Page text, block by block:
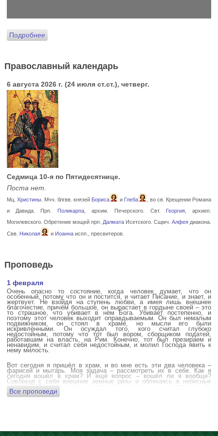
Подробнее
Православный календарь
6 августа 2026 г. (24 июля ст.ст.), четверг.
Седмица 10-я по Пятидесятнице.
Поста нет.
Мц. Христины. Мчч. блгвв. князей Бориса и Глеба
, во св. Крещении Романа
и Давида. Прп.
Поликарпа , архим. Печерского. Свт. Георгия , архиеп.
Могилевского. Обретение мощей прп. Далмата Исетского. Сщмч.Алфея диакона.
Свв.
Николая и Иоаннаиспп., пресвитеров.
Проповедь
1 февраля
Очень опасно то состояние, когда человек думает, что он
особенный, потому что он и постится, и читает Писание, и знает, и
жертвует. Не взойдя на ступень любви, а имея лишь внешнее
благочестие, причём большое, он вырастает в гордыне своей – это
то страшное, что убивает в нём Бога. Убивает постепенно, и
поэтому этот человек выходит оправдываемым. Он был немалым
подвижником, он стоял в храме, но мысли его были
искривлёнными. Он осуждал того, кого считал глубоко
недостойным, потому что тот был вором, сборщиком податей,
работавшим на власть, на Рим. Конечно, тот был презираем и
ненавидим, и считал себя недостойным, и молил Господа явить к
нему милость.
Вот сегодня я пришёл в храм, и во мне есть эти два человека –
фарисей и мытарь. Моя задача – рассмотреть их в себе. Как я
сегодня вошёл в храм? И ещё вопрос – вошёл ли я вообще?
Совлекая с себя внешние земные ризы и облекаясь в небесные
одежды? Имеется в виду не только внешние, но и внутренние, то
есть помыслы.
сердца?
Все проповеди